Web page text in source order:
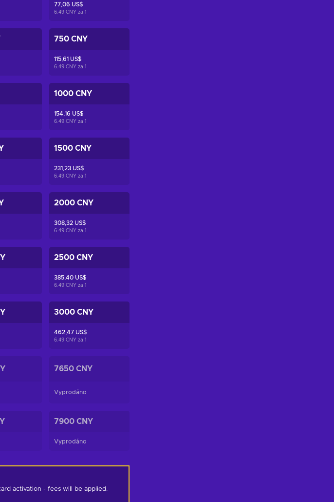
77,06 US$
6.49 CNY za1
750 CNY
115,61 US$
6.49 CNY za1
1000 CNY
154,16 US$
6.49 CNY za1
1500 CNY
231,23 US$
6.49 CNY za1
2000 CNY
308,32 US$
6.49 CNY za1
2500 CNY
385,40 US$
6.49 CNY za1
3000 CNY
462,47 US$
6.49 CNY za1
7650 CNY
Vyprodáno
7900 CNY
Vyprodáno
activation - fees will be applied.